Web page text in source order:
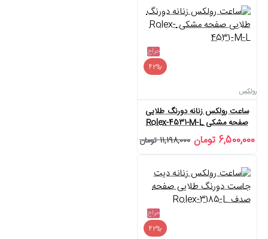
حراج
-42%
رولکس
ساعت رولکس زنانه دورنگ طلایی
صفحه مشکی Rolex-4531-M-L
6,500,000 تومان 11,198,000 تومان
حراج
-42%